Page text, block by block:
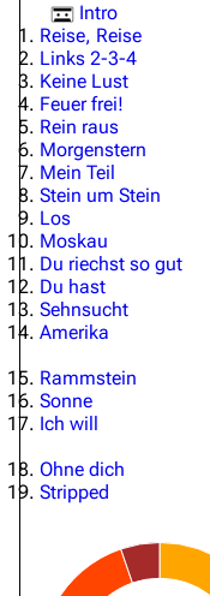
Intro
Reise, Reise
Links 2-3-4
Keine Lust
Feuer frei!
Rein raus
Morgenstern
Mein Teil
Stein um Stein
Los
Moskau
Du riechst so gut
Du hast
Sehnsucht
Amerika
Rammstein
Sonne
Ich will
Ohne dich
Stripped